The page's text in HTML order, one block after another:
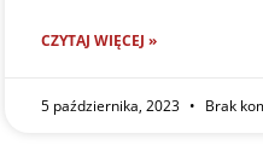
CZYTAJ WIĘCEJ »
5 października, 2023 Brak